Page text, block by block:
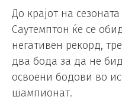
До крајот на
Саутемптон ќе се
негативен рекорд,
два бода за да не
освоени бодови во
шампионат.